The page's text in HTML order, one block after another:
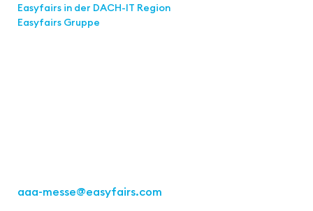
Easyfairs in der DACH-IT Region
Easyfairs Gruppe
aaa-messe@easyfairs.com